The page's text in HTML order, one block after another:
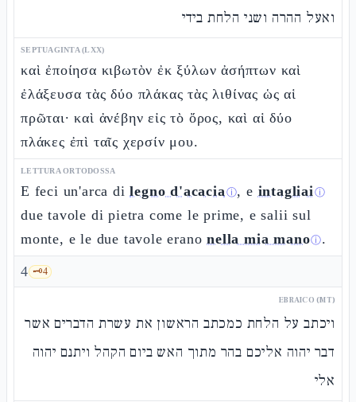
ואעל ההרה ושני הלחת בידי
SEPTUAGINTA (LXX)
καὶ ἐποίησα κιβωτὸν ἐκ ξύλων ἀσήπτων καὶ
ἐλάξευσα τὰς δύο πλάκας τὰς λιθίνας ὡς αἱ
πρῶται· καὶ ἀνέβην εἰς τὸ ὄρος, καὶ αἱ δύο
πλάκες ἐπὶ ταῖς χερσίν μου.
LETTURA ORTODOSSA
E feci un'arca dilegno d'acaciaⓘ, e intagliaiⓘ
due tavole di pietra come le prime, e salii sul
monte, e le due tavole eranonella mia manoⓘ.
4 🗝️4
EBRAICO (MT)
ויכתב על הלחת כמכתב הראשון את עשרת הדברים אשר
דבר יהוה אליכם בהר מתוך האש ביום הקהל ויתנם יהוה
אלי